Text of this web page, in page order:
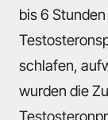
bis 6
schlafen,
wurden die